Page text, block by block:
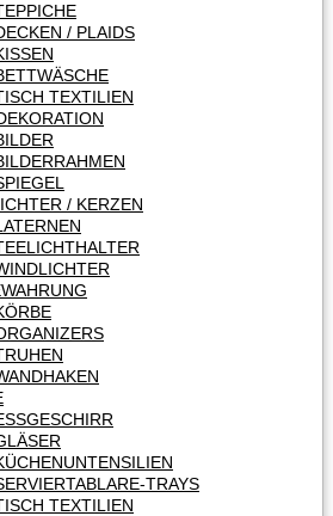
/ PLAIDS
TEXTILIEN
/ KERZEN
TRAYS
TEXTILIEN